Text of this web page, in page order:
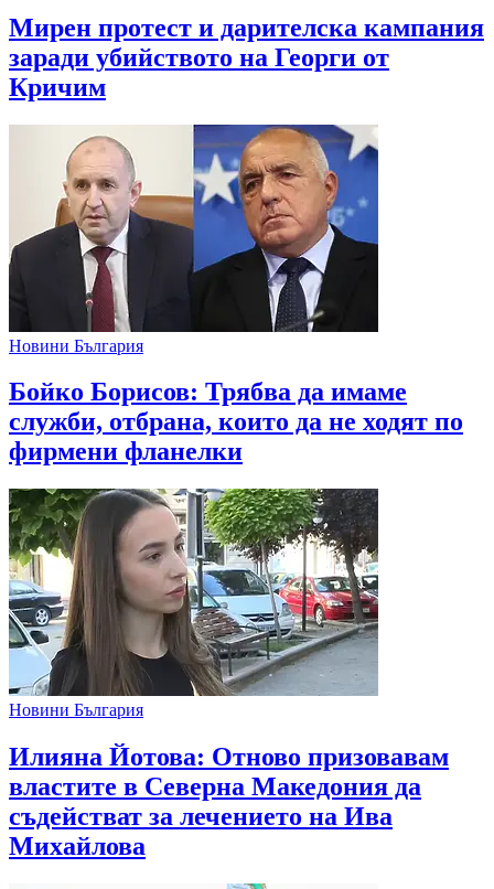
Мирен протест и дарителска кампания
заради убийството на Георги от
Кричим
Новини България
Бойко Борисов: Трябва да имаме
служби, отбрана, които да не ходят по
фирмени фланелки
Новини България
Илияна Йотова: Отново призовавам
властите в Северна Македония да
съдействат за лечението на Ива
Михайлова